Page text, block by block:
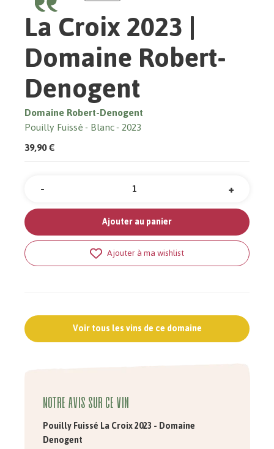
La Croix 2023 |
Domaine Robert-
Denogent
Domaine Robert-Denogent
Pouilly Fuissé Blanc 2023
39,90 €
Quantité +
-
Ajouter au panier
Ajouter à ma wishlist
Voir tous les vins de ce domaine
Notre avis sur ce vin
Pouilly Fuissé La Croix 2023- Domaine
Denogent